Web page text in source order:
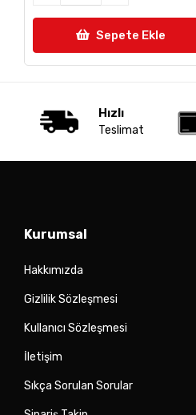
Sepete Ekle
Hızlı
Teslimat
Kurumsal
Hakkımızda
Gizlilik Sözleşmesi
Kullanıcı Sözleşmesi
İletişim
Sıkça Sorulan Sorular